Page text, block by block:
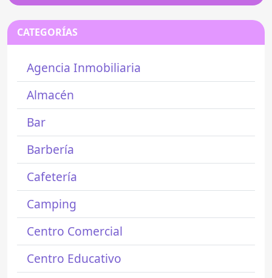
CATEGORÍAS
Agencia Inmobiliaria
Almacén
Bar
Barbería
Cafetería
Camping
Centro Comercial
Centro Educativo